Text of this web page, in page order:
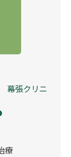
張クリニ
療